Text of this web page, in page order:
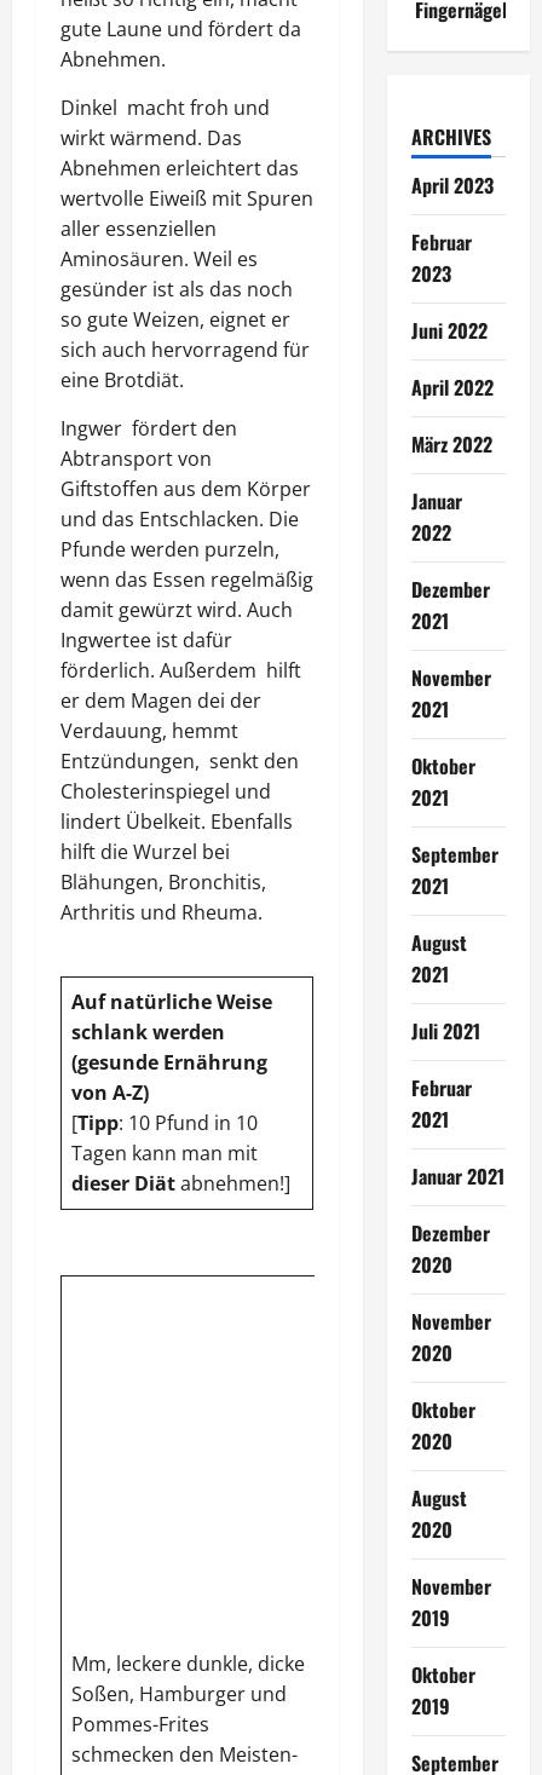
gute Laune und fördert da
Abnehmen.
Dinkel macht froh und
wirkt wärmend. Das
Abnehmen erleichtert das
wertvolle Eiweiß mit Spuren
aller essenziellen
Aminosäuren. Weil es
gesünder ist als das noch
so gute Weizen, eignet er
sich auch hervorragend für
eine Brotdiät.
Ingwer fördert den
Abtransport von
Giftstoffen aus dem Körper
und das Entschlacken. Die
Pfunde werden purzeln,
wenn das Essen regelmäßig
damit gewürzt wird. Auch
Ingwertee ist dafür
förderlich. Außerdem hilft
er dem Magen dei der
Verdauung, hemmt
Entzündungen, senkt den
Cholesterinspiegel und
lindert Übelkeit. Ebenfalls
hilft die Wurzel bei
Blähungen, Bronchitis,
Arthritis und Rheuma.
Auf natürliche Weise
schlank werden
(gesunde Ernährung
von A-Z)
[Tipp: 10 Pfund in 10
Tagen kann man mit
dieser Diätabnehmen!]
Mm, leckere dunkle, dicke
Soßen, Hamburger und
Pommes-Frites
schmecken den Meisten-
kalorien- und
fettarm. Sie wirken
durch ihre gelartige
Beschaffenheit und
hohen
Ballaststoffgehalt
Außerdem enthalten
sie viele Mineralstoffe,
Lymphsystem
. Dazu
gehören Eisen (wichtig
für Vegetarier), Jod,
Kalium, Kalzium und
Magnesium. Für
Suppen und Eintöpfe
Fingernägel
ARCHIVES
April 2023
Februar
2023
Juni 2022
April 2022
März 2022
Januar
2022
Dezember
2021
November
2021
Oktober
2021
September
2021
August
2021
Juli 2021
Februar
2021
Januar 2021
Dezember
2020
November
2020
Oktober
2020
August
2020
November
2019
Oktober
2019
September